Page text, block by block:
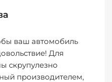
ваш автомобиль
Для
скрупулезно
производителем,